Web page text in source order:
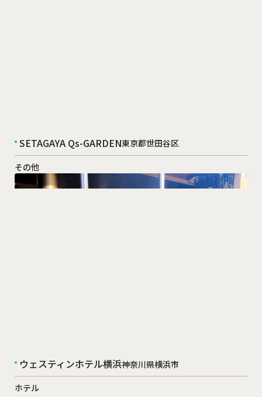
SETAGAYA Qs-GARDEN東京都世田谷区
その他
ウェスティンホテル横浜神奈川県横浜市
ホテル